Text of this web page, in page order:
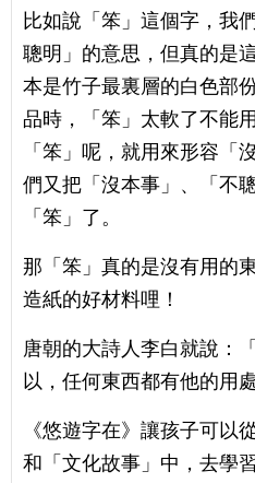
比如說「笨」這個字，我
聰明」的意思，但真的是
本是竹子最裏層的白色部
品時，「笨」太軟了不能
「笨」呢，就用來形容「
們又把「沒本事」、「不
「笨」了。
那「笨」真的是沒有用的
造紙的好材料哩！
唐朝的大詩人李白就說：
以，任何東西都有他的用
《悠遊字在》讓孩子可以
和「文化故事」中，去學